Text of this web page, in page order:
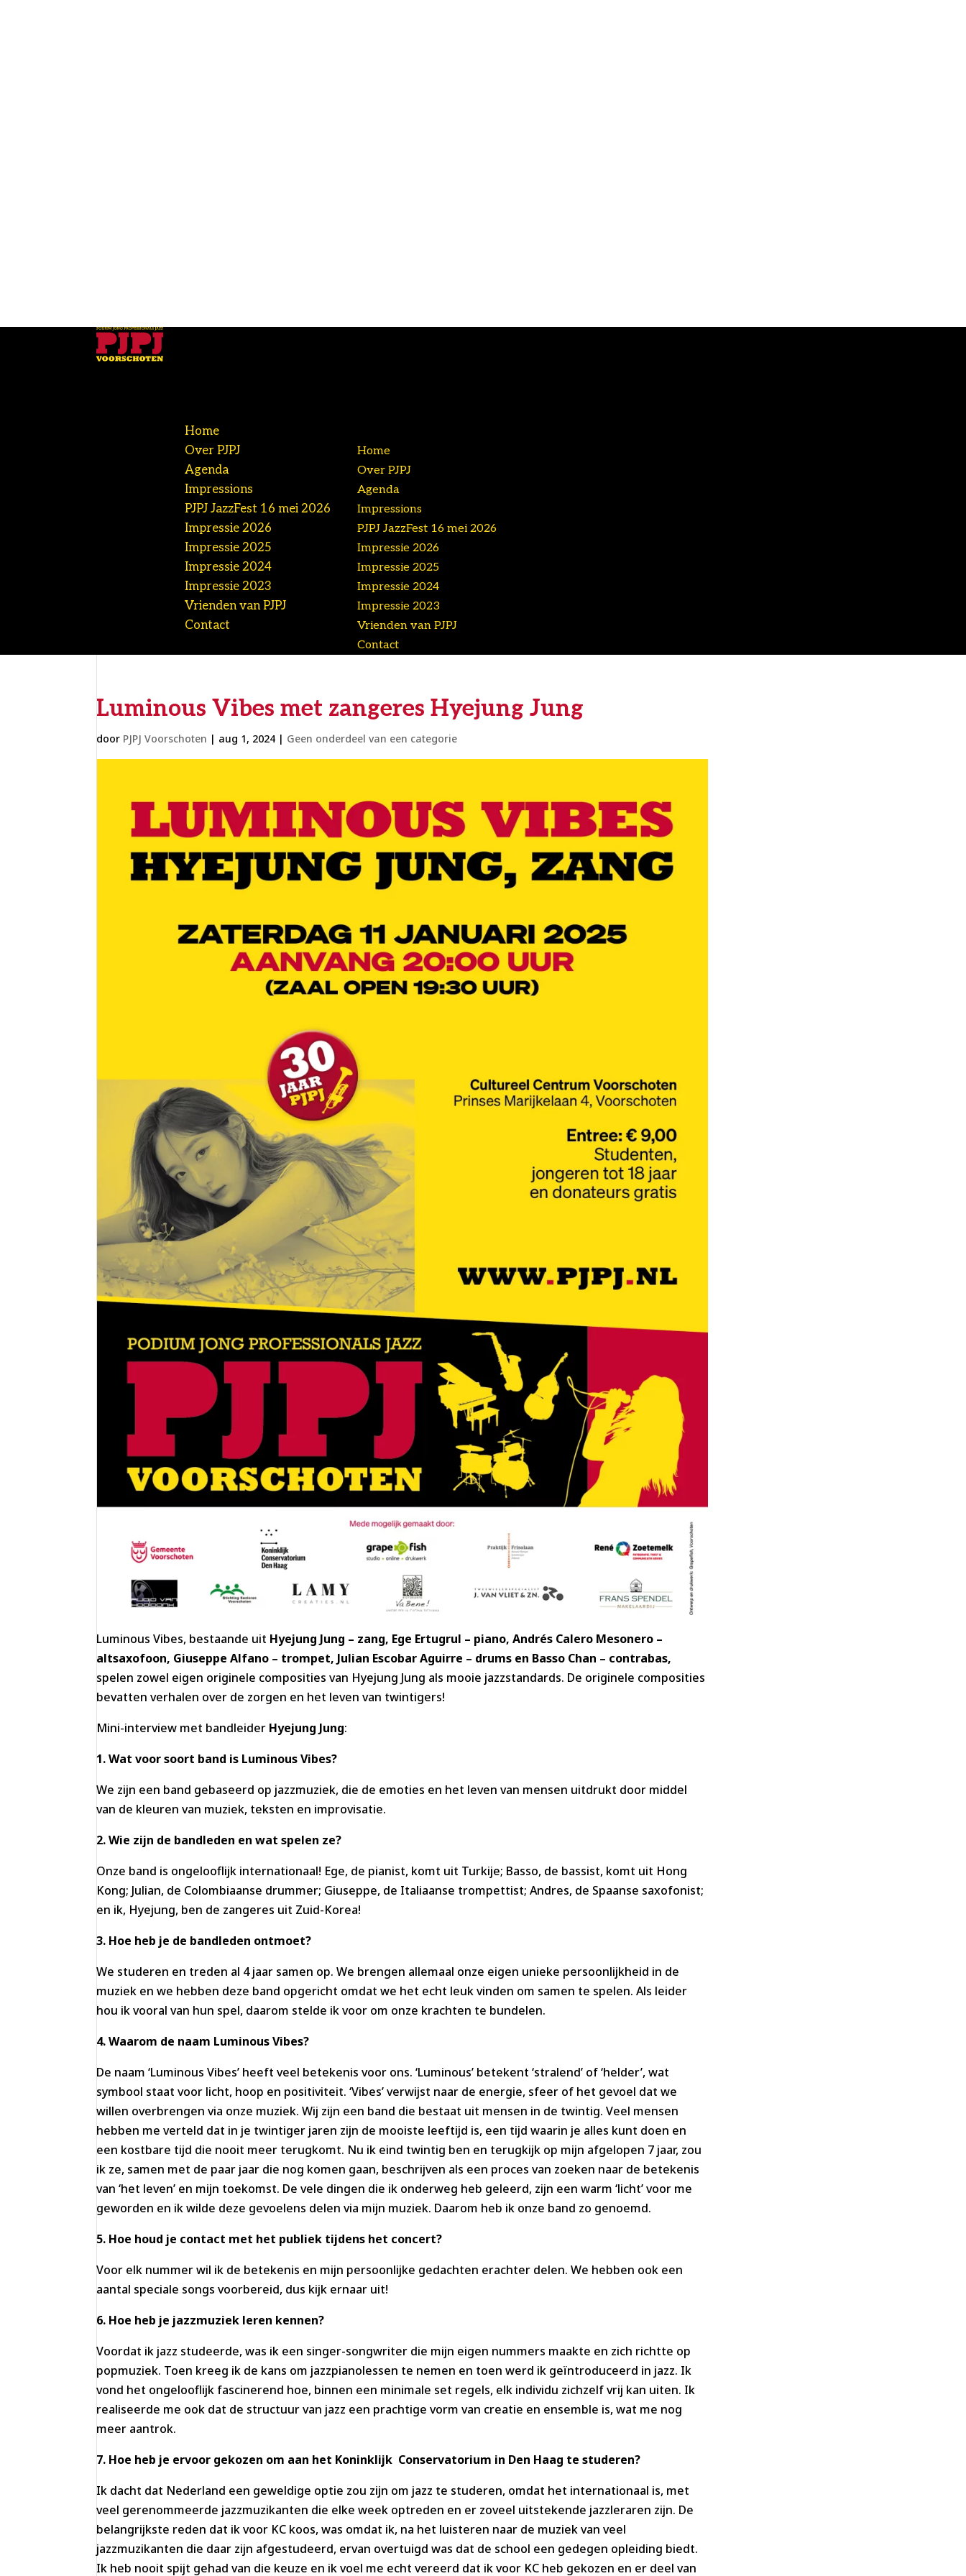
Home
Over PJPJ
Agenda
Impressions
PJPJ JazzFest 16 mei 2026
Impressie 2026
Impressie 2025
Impressie 2024
Impressie 2023
Vrienden van PJPJ
Contact
Home
Over PJPJ
Agenda
Impressions
PJPJ JazzFest 16 mei 2026
Impressie 2026
Impressie 2025
Impressie 2024
Impressie 2023
Vrienden van PJPJ
Contact
Luminous Vibes met zangeres Hyejung Jung
door PJPJ Voorschoten | aug 1, 2024 | Geen onderdeel van een categorie
Luminous Vibes, bestaande uit Hyejung Jung – zang, Ege Ertugrul – piano, Andrés Calero Mesonero –
altsaxofoon, Giuseppe Alfano – trompet,Julian Escobar Aguirre – drums en Basso Chan – contrabas,
spelen zowel eigen originele composities van Hyejung Jung als mooie jazzstandards. De originele composities
bevatten verhalen over de zorgen en het leven van twintigers!
Mini-interview met bandleider Hyejung Jung:
1. Wat voor soort band is Luminous Vibes?
We zijn een band gebaseerd op jazzmuziek, die de emoties en het leven van mensen uitdrukt door middel
van de kleuren van muziek, teksten en improvisatie.
2. Wie zijn de bandleden en wat spelen ze?
Onze band is ongelooflijk internationaal! Ege, de pianist, komt uit Turkije; Basso, de bassist, komt uit Hong
Kong; Julian, de Colombiaanse drummer; Giuseppe, de Italiaanse trompettist; Andres, de Spaanse saxofonist;
en ik, Hyejung, ben de zangeres uit Zuid-Korea!
3. Hoe heb je de bandleden ontmoet?
We studeren en treden al 4 jaar samen op. We brengen allemaal onze eigen unieke persoonlijkheid in de
muziek en we hebben deze band opgericht omdat we het echt leuk vinden om samen te spelen. Als leider
hou ik vooral van hun spel, daarom stelde ik voor om onze krachten te bundelen.
4. Waarom de naam Luminous Vibes?
De naam ‘Luminous Vibes’ heeft veel betekenis voor ons. ‘Luminous’ betekent ‘stralend’ of ‘helder’, wat
symbool staat voor licht, hoop en positiviteit. ‘Vibes’ verwijst naar de energie, sfeer of het gevoel dat we
willen overbrengen via onze muziek. Wij zijn een band die bestaat uit mensen in de twintig. Veel mensen
hebben me verteld dat in je twintiger jaren zijn de mooiste leeftijd is, een tijd waarin je alles kunt doen en
een kostbare tijd die nooit meer terugkomt. Nu ik eind twintig ben en terugkijk op mijn afgelopen 7 jaar, zou
ik ze, samen met de paar jaar die nog komen gaan, beschrijven als een proces van zoeken naar de betekenis
van ‘het leven’ en mijn toekomst. De vele dingen die ik onderweg heb geleerd, zijn een warm ‘licht’ voor me
geworden en ik wilde deze gevoelens delen via mijn muziek. Daarom heb ik onze band zo genoemd.
5. Hoe houd je contact met het publiek tijdens het concert?
Voor elk nummer wil ik de betekenis en mijn persoonlijke gedachten erachter delen. We hebben ook een
aantal speciale songs voorbereid, dus kijk ernaar uit!
6. Hoe heb je jazzmuziek leren kennen?
Voordat ik jazz studeerde, was ik een singer-songwriter die mijn eigen nummers maakte en zich richtte op
popmuziek. Toen kreeg ik de kans om jazzpianolessen te nemen en toen werd ik geïntroduceerd in jazz. Ik
vond het ongelooflijk fascinerend hoe, binnen een minimale set regels, elk individu zichzelf vrij kan uiten. Ik
realiseerde me ook dat de structuur van jazz een prachtige vorm van creatie en ensemble is, wat me nog
meer aantrok.
7. Hoe heb je ervoor gekozen om aan het Koninklijk Conservatorium in Den Haag te studeren?
Ik dacht dat Nederland een geweldige optie zou zijn om jazz te studeren, omdat het internationaal is, met
veel gerenommeerde jazzmuzikanten die elke week optreden en er zoveel uitstekende jazzleraren zijn. De
belangrijkste reden dat ik voor KC koos, was omdat ik, na het luisteren naar de muziek van veel
jazzmuzikanten die daar zijn afgestudeerd, ervan overtuigd was dat de school een gedegen opleiding biedt.
Ik heb nooit spijt gehad van die keuze en ik voel me echt vereerd dat ik voor KC heb gekozen en er deel van